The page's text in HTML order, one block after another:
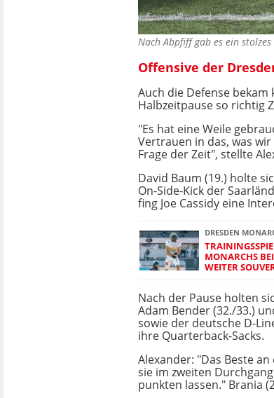
Nach Abpfiff gab es ein
Offensive der
Auch die Defense bekam
Halbzeitpause so richtig
"Es hat eine Weile
Vertrauen in das, was
Frage der Zeit", stellte
David Baum (19.) holte
On-Side-Kick der
fing Joe Cassidy eine
DRESDEN
MONARCHS
WEITER
Nach der Pause holten
Adam Bender (32./33.)
sowie der deutsche D-
ihre Quarterback-Sacks.
Alexander: "Das Beste
sie im zweiten
punkten lassen." Brania